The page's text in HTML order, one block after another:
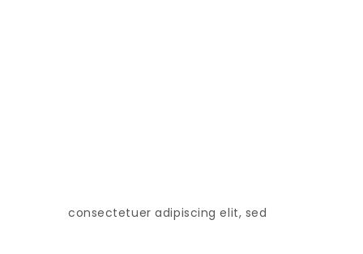
consectetuer adipiscing elit, sed